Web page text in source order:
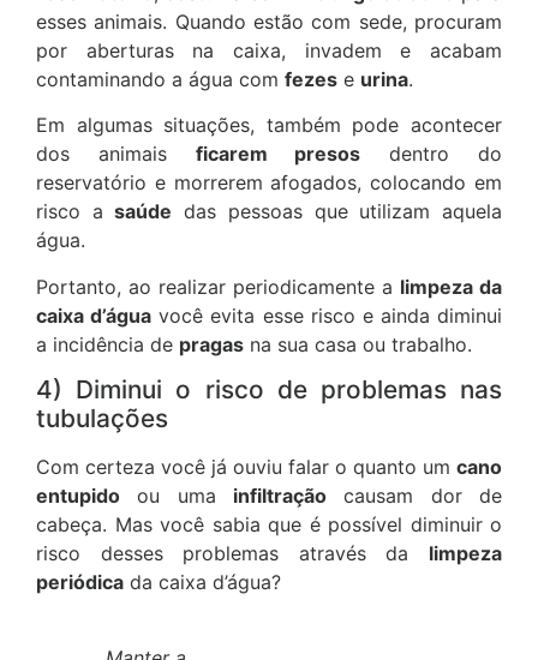
esses animais. Quando estão com sede, procuram
por aberturas na caixa, invadem e acabam
contaminando a água com fezes e urina.
Em algumas situações, também pode acontecer
dos animais ficarem presos dentro do
reservatório e morrerem afogados, colocando em
risco asaúde das pessoas que utilizam aquela
água.
Portanto, ao realizar periodicamente a limpeza da
caixa d’água você evita esse risco e ainda diminui
a incidência de pragas na sua casa ou trabalho.
4) Diminui o risco de problemas nas
tubulações
Com certeza você já ouviu falar o quanto um cano
entupido ou uma infiltração causam dor de
cabeça. Mas você sabia que é possível diminuir o
risco desses problemas através da limpeza
periódica da caixa d’água?